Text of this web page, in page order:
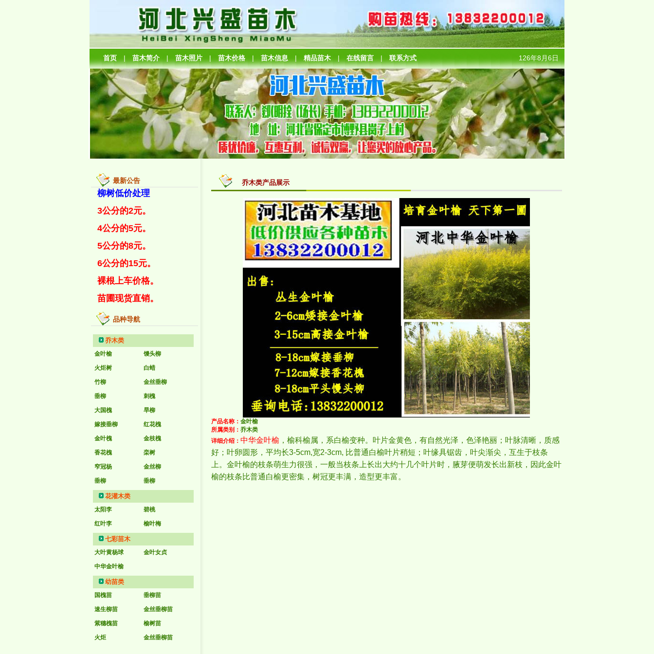
首页 | 苗木简介 | 苗木照片 | 苗木价格 | 苗木信息 | 精品苗木| 在线留言 | 联系方式 126年8月6日
最新公告
柳树低价处理
3公分的2元。
4公分的5元。
5公分的8元。
6公分的15元。
裸根上车价格。
苗圃现货直销。
品种导航
乔木类
金叶榆 馒头柳
火炬树 白蜡
竹柳 金丝垂柳
垂柳 刺槐
大国槐 旱柳
嫁接垂柳 红花槐
金叶槐 金枝槐
香花槐 栾树
窄冠杨 金丝柳
垂柳 垂柳
花灌木类
太阳李 碧桃
红叶李 榆叶梅
七彩苗木
大叶黄杨球 金叶女贞
中华金叶榆
幼苗类
国槐苗 垂柳苗
速生柳苗 金丝垂柳苗
紫穗槐苗 榆树苗
火炬 金丝垂柳苗
乔木类产品展示
产品名称： 金叶榆
所属类别： 乔木类
详细介绍： 中华金叶榆 ，榆科榆属，系白榆变种。叶片金黄色，有自然光泽，色泽艳丽；叶脉清晰，质感
好；叶卵圆形，平均长3-5cm,宽2-3cm, 比普通白榆叶片稍短；叶缘具锯齿，叶尖渐尖，互生于枝条
上。金叶榆的枝条萌生力很强，一般当枝条上长出大约十几个叶片时，腋芽便萌发长出新枝，因此金叶
榆的枝条比普通白榆更密集，树冠更丰满，造型更丰富。